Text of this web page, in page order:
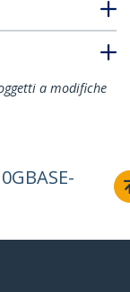
a modifiche